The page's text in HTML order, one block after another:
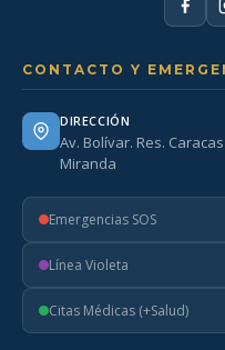
CONTACTO Y
DIRECCIÓN
Av. Bolívar. Res.
Miranda
Emergencias SOS
Línea Violeta
Citas Médicas (+Salud)